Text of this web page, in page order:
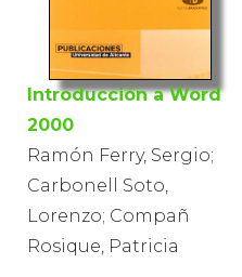
Introducción a Word
2000
Ramón Ferry, Sergio;
Carbonell Soto,
Lorenzo; Compañ
Rosique, Patricia